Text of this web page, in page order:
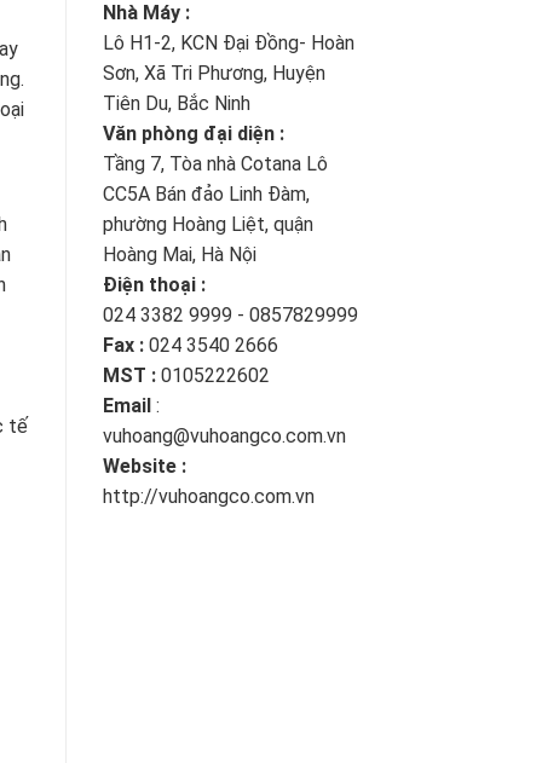
tế
Nhà Máy :
Lô H1-2, KCN Đại Đồng- Hoàn
Sơn, Xã Tri Phương, Huyện
Tiên Du, Bắc Ninh
Văn phòng đại diện :
Tầng 7, Tòa nhà Cotana Lô
CC5A Bán đảo Linh Đàm,
phường Hoàng Liệt, quận
Hoàng Mai, Hà Nội
Điện thoại :
024 3382 9999 - 0857829999
Fax : 024 3540 2666
MST : 0105222602
Email :
vuhoang@vuhoangco.com.vn
Website :
http://vuhoangco.com.vn